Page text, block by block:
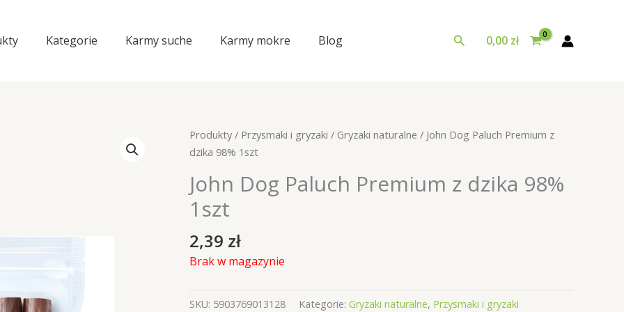
Kategorie Karmy suche Karmy mokre Blog Szukaj0,00 zł
Produkty/ Przysmaki i gryzaki / Gryzaki naturalne / John Dog Paluch Premium z
dzika 98% 1szt
John Dog Paluch Premium z dzika 98%
1szt
2,39 zł
Brak w magazynie
SKU: 5903769013128 Kategorie: Gryzaki naturalne, Przysmaki i gryzaki